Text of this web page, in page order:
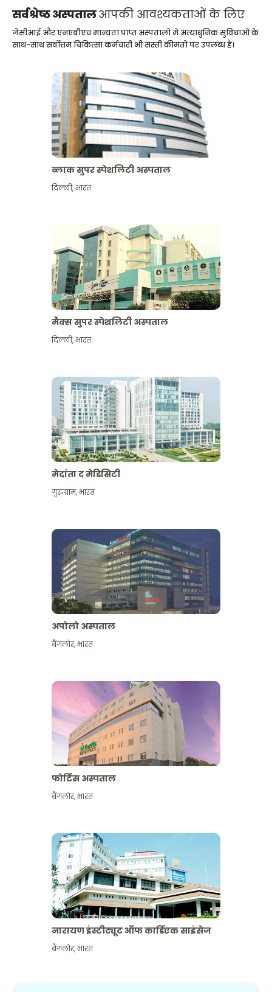
सर्वश्रेष्ठ अस्पतालआपकी आवश्यकताओं के लिए
जेसीआई और एनएबीएच मान्यता प्राप्त अस्पतालों में अत्याधुनिक सुविधाओं के
साथ-साथ सर्वोत्तम चिकित्सा कर्मचारी भी सस्ती कीमतों पर उपलब्ध हैं।
ब्लाक सुपर स्पेशलिटी अस्पताल
दिल्ली,भारत
मैक्स सुपर स्पेशलिटी अस्पताल
दिल्ली,भारत
मेदांता द मेडिसिटी
गुरुग्राम,भारत
अपोलो अस्पताल
बैंगलोर,भारत
फोर्टिस अस्पताल
बैंगलोर,भारत
नारायण इंस्टीट्यूट ऑफ कार्डिएक साइंसेज
बैंगलोर,भारत